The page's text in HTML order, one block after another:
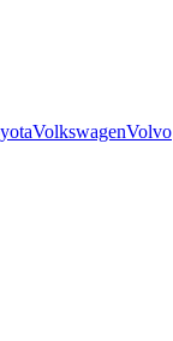
VolkswagenVolvo